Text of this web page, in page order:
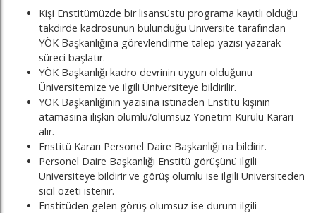
Kişi Enstitümüzde bir lisansüstü programa kayıtlı olduğu
takdirde kadrosunun bulunduğu Üniversite tarafından
YÖK Başkanlığına görevlendirme talep yazısı yazarak
süreci başlatır.
YÖK Başkanlığı kadro devrinin uygun olduğunu
Üniversitemize ve ilgili Üniversiteye bildirilir.
YÖK Başkanlığının yazısına istinaden Enstitü kişinin
atamasına ilişkin olumlu/olumsuz Yönetim Kurulu Kararı
alır.
Enstitü Kararı Personel Daire Başkanlığı'na bildirir.
Personel Daire Başkanlığı Enstitü görüşünü ilgili
Üniversiteye bildirir ve görüş olumlu ise ilgili Üniversiteden
sicil özeti istenir.
Enstitüden gelen görüş olumsuz ise durum ilgili